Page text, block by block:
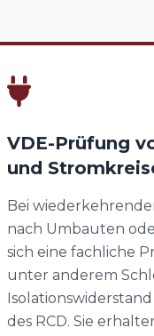
VDE-Prüfung
und
Bei
nach Umbauten
sich eine fachliche
unter anderem
des RCD. Sie